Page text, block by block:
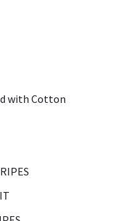
with Cotton